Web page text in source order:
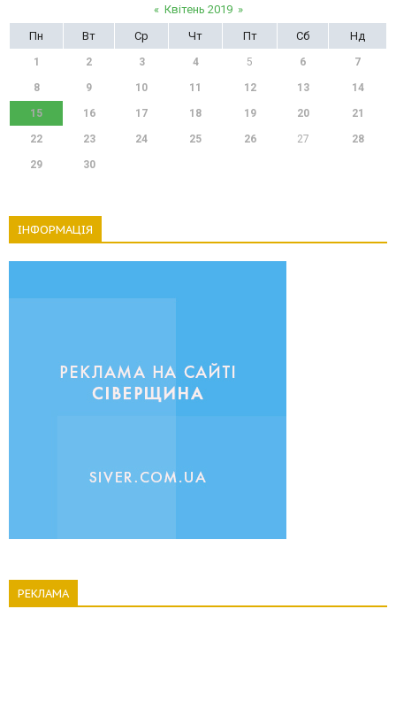
« Квітень 2019 »
Пн
Вт Ср Чт Пт Сб Нд
1 2 3 4 5 6 7
8 9 10 11 12 13 14
15 16 17 18 19 20 21
22 23 24 25 26 27 28
29 30
ІНФОРМАЦІЯ
РЕКЛАМА